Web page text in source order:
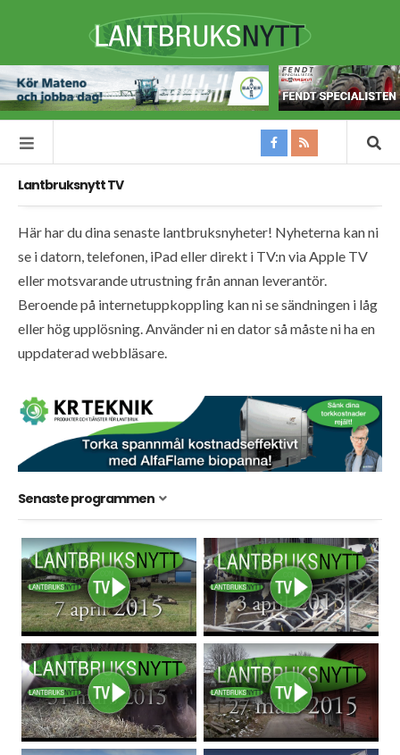
Lantbruksnytt TV
Här har du dina senaste lantbruksnyheter! Nyheterna kan ni
se i datorn, telefonen, iPad eller direkt i TV:n via Apple TV
eller motsvarande utrustning från annan leverantör.
Beroende på internetuppkoppling kan ni se sändningen i låg
eller hög upplösning. Använder ni en dator så måste ni ha en
uppdaterad webbläsare.
Senaste programmen